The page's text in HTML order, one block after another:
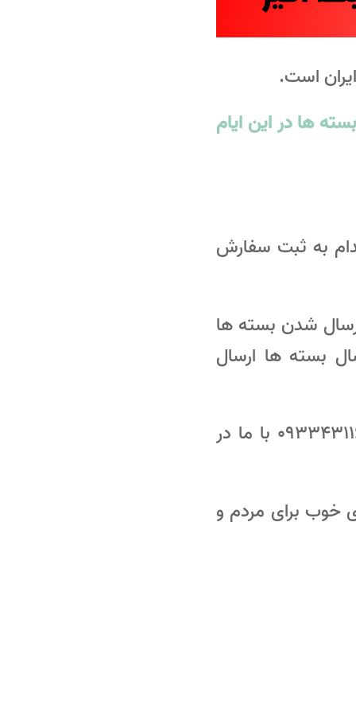
است.
ها در این ایام
به ثبت سفارش
شدن بسته ها
بسته ها ارسال
لطفا در صورت هرگونه ابهام در این زمینه از طریق شماره تماس 09334311648 با ما در
خوب برای مردم و